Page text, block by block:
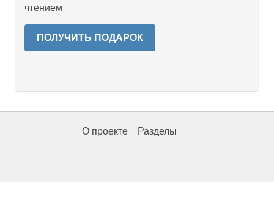
чтением
ПОЛУЧИТЬ ПОДАРОК
О проекте Разделы